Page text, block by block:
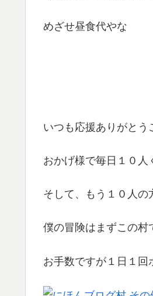
めざせ昼食代やな
いつも応援ありがとう
おかげ様で毎日１０人
そして、もう１０人の
僕の冒険はまずこの村
お手数ですが１日１回